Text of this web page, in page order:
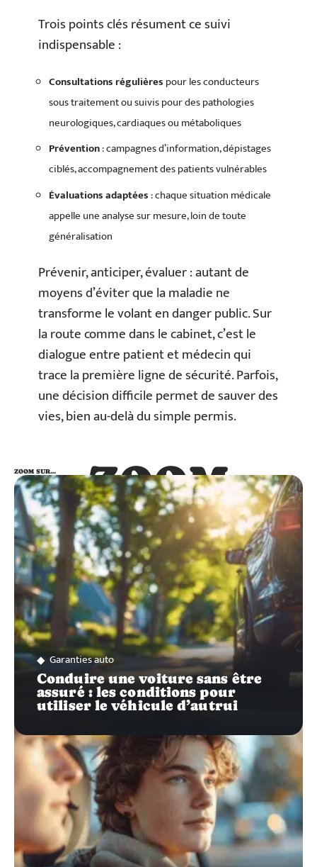
Trois points clés résument ce suivi
indispensable :
Consultations régulières pour les conducteurs
sous traitement ou suivis pour des pathologies
neurologiques, cardiaques ou métaboliques
Prévention: campagnes d’information, dépistages
ciblés, accompagnement des patients vulnérables
Évaluations adaptées: chaque situation médicale
appelle une analyse sur mesure, loin de toute
généralisation
Prévenir, anticiper, évaluer : autant de
moyens d’éviter que la maladie ne
transforme le volant en danger public. Sur
la route comme dans le cabinet, c’est le
dialogue entre patient et médecin qui
trace la première ligne de sécurité. Parfois,
une décision difficile permet de sauver des
vies, bien au-delà du simple permis.
ZOOM
SUR…
ZOOM SUR…
Garanties auto
Conduire une voiture sans être
assuré : les conditions pour
utiliser le véhicule d’autrui